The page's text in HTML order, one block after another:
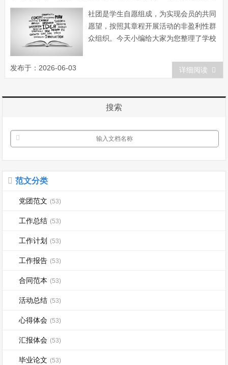
社团是学生自愿组成，为实现会员的共同
愿望，按照其章程开展活动的非盈利性群
众组织。今天小编给大家为您整理了学校
校社团工作总结范文一 总结过去，展
望未来。为更好的发展建设好社团，繁荣
力，提高社员的积极性、主动性，现在对
本学期我...
发布于：2026-06-03 详细阅读
搜索
范文分类
党团范文 (53)
工作总结 (53)
工作计划 (53)
工作报告 (53)
合同范本 (53)
活动总结 (53)
心得体会 (53)
汇报体会 (53)
毕业论文 (53)